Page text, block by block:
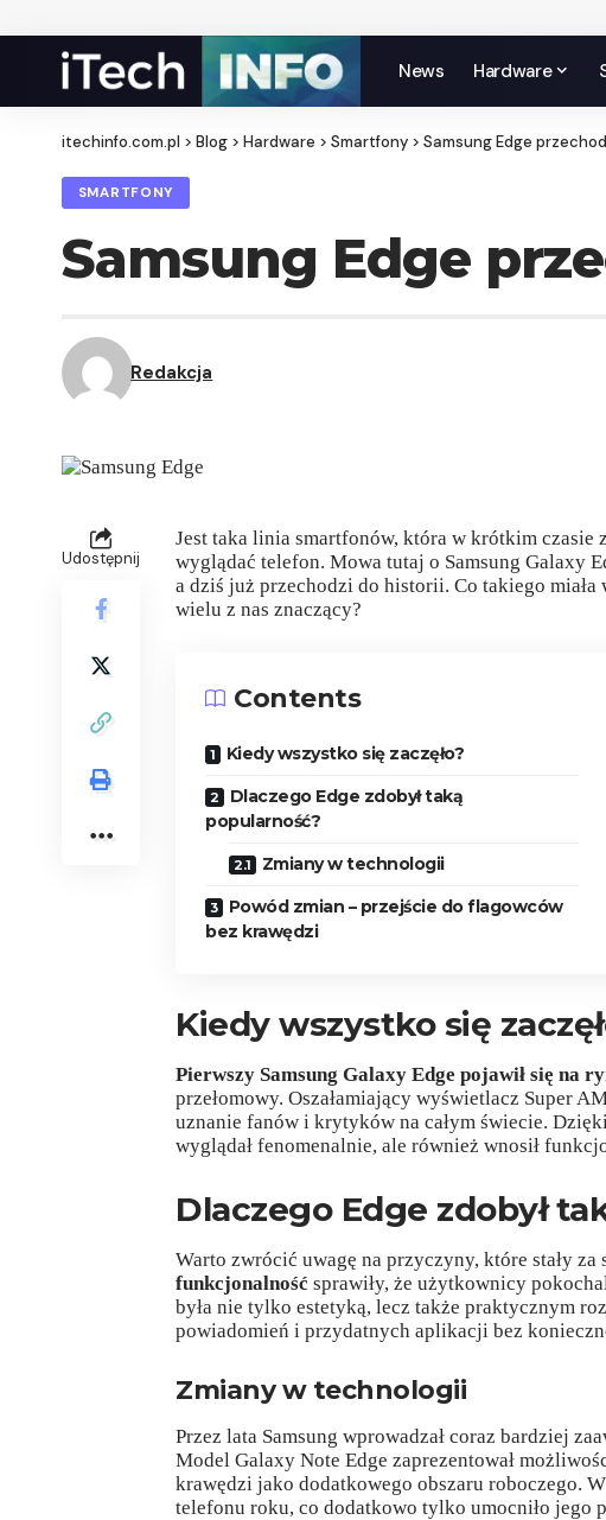
News Hardware
itechinfo.com.pl > Blog > Hardware > Smartfony > Samsung Edge
SMARTFONY
Samsung Edge
Redakcja
Udostępnij
Jest taka linia smartfonów, która w krótkim czasie
wyglądać telefon. Mowa tutaj o Samsung Galaxy
a dziś już przechodzi do historii. Co takiego
wielu z nas znaczący?
Contents
Kiedy wszystko się zaczęło?
Dlaczego Edge zdobył taką
popularność?
Zmiany w technologii
Powód zmian – przejście do flagowców
bez krawędzi
Kiedy wszystko się
Pierwszy Samsung Galaxy Edge pojawił się na
przełomowy. Oszałamiający wyświetlacz Super
uznanie fanów i krytyków na całym świecie.
wyglądał fenomenalnie, ale również wnosił
Dlaczego Edge zdobył
Warto zwrócić uwagę na przyczyny, które stały za
funkcjonalność sprawiły, że użytkownicy
była nie tylko estetyką, lecz także praktycznym
powiadomień i przydatnych aplikacji bez
Zmiany w technologii
Przez lata Samsung wprowadzał coraz bardziej
Model Galaxy Note Edge zaprezentował
krawędzi jako dodatkowego obszaru roboczego.
telefonu roku, co dodatkowo tylko umocniło jego